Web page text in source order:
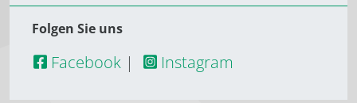
Folgen Sie uns
Facebook | Instagram